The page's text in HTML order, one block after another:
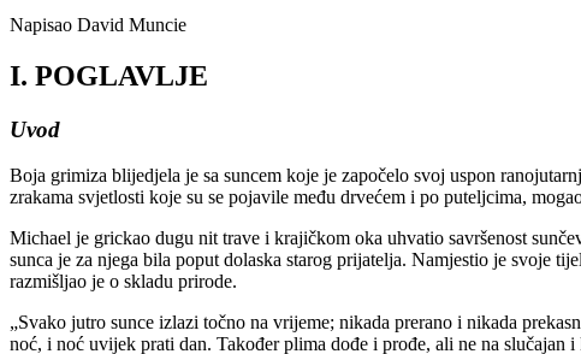
Napisao David Muncie
I. POGLAVLJE
Uvod
Boja grimiza blijedjela je sa suncem koje je započelo svoj uspon
zrakama svjetlosti koje su se pojavile među drvećem i po puteljcima,
Michael je grickao dugu nit trave i krajičkom oka uhvatio savršenost
sunca je za njega bila poput dolaska starog prijatelja. Namjestio je svoje
razmišljao je o skladu prirode.
„Svako jutro sunce izlazi točno na vrijeme; nikada prerano i nikada
noć, i noć uvijek prati dan. Također plima dođe i prođe, ali ne na slučajan